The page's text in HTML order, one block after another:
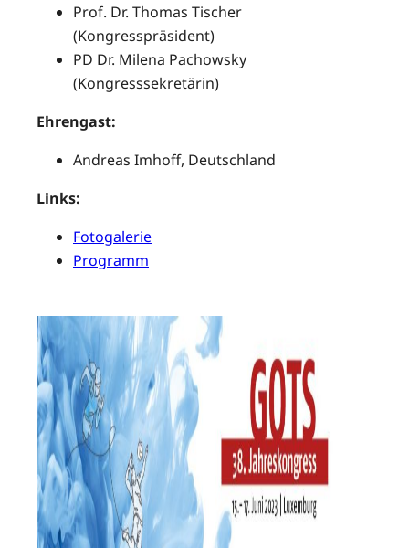
Prof. Dr. Thomas Tischer
(Kongresspräsident)
PD Dr. Milena Pachowsky
(Kongresssekretärin)
Ehrengast:
Andreas Imhoff, Deutschland
Links:
Fotogalerie
Programm